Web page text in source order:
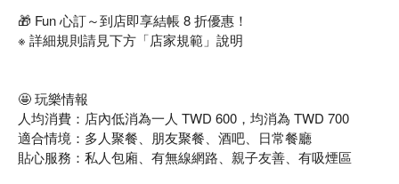
🎁 Fun 心訂～到店即享結帳 8 折優惠！
※ 詳細規則請見下方「店家規範」說明
🤩 玩樂情報
人均消費：店內低消為一人 TWD 600，均消為 TWD 700
適合情境：多人聚餐、朋友聚餐、酒吧、日常餐廳
貼心服務：私人包廂、有無線網路、親子友善、有吸煙區